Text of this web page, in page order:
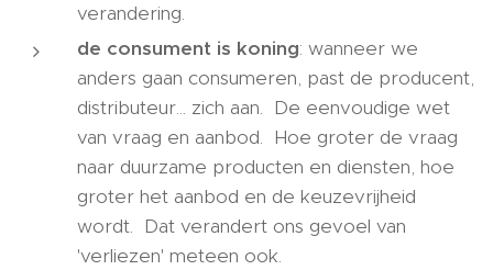
verandering.
de consument is koning: wanneer we
anders gaan consumeren, past de producent,
distributeur... zich aan. De eenvoudige wet
van vraag en aanbod. Hoe groter de vraag
naar duurzame producten en diensten, hoe
groter het aanbod en de keuzevrijheid
wordt. Dat verandert ons gevoel van
'verliezen' meteen ook.